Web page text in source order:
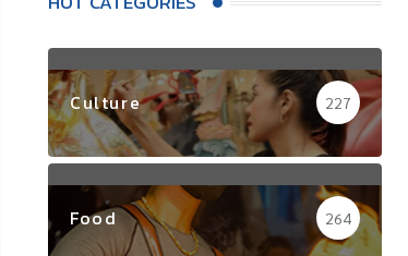
Culture 227
Food 264